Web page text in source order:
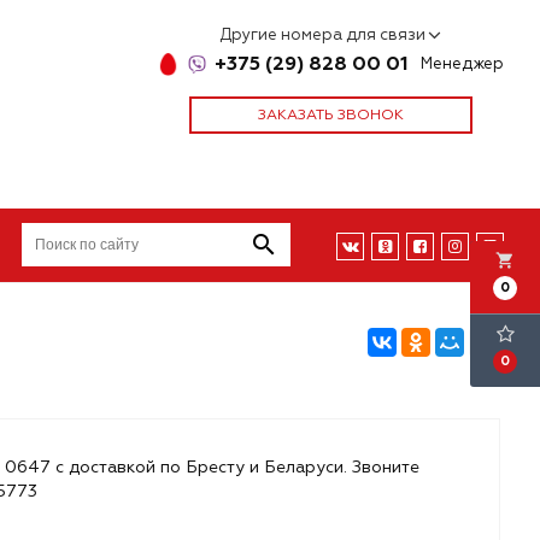
Другие номера для связи
+375 (29) 828 00 01 Менеджер
ЗАКАЗАТЬ ЗВОНОК
local_grocery_store
0
0
с доставкой по Бресту и Беларуси. Звоните